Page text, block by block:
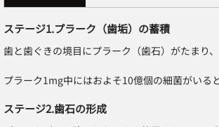
ステージ1.プラーク（歯垢）の蓄積
歯と歯ぐきの境目にプラーク（歯石）がたまり、
プラーク1mg中にはおよそ10億個の細菌がいる
ステージ2.歯石の形成